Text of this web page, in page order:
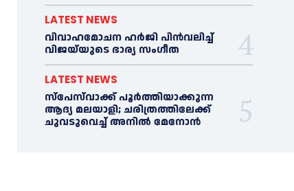
LATEST NEWS
വിവാഹമോചന ഹര്‍ജി പിൻവലിച്ച്‌
വിജയ്‌യുടെ ഭാര്യ സംഗീത
LATEST NEWS
സ്‌പേസ്‌വാക്ക് പൂര്‍ത്തിയാക്കുന്ന
ആദ്യ മലയാളി; ചരിത്രത്തിലേക്ക്
ചുവടുവെച്ച്‌ അനില്‍ മേനോൻ